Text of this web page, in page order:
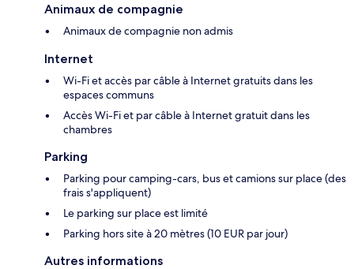
Animaux de compagnie
Animaux de compagnie non admis
Internet
Wi-Fi et accès par câble à Internet gratuits dans les
espaces communs
Accès Wi-Fi et par câble à Internet gratuit dans les
chambres
Parking
Parking pour camping-cars, bus et camions sur place (des
frais s'appliquent)
Le parking sur place est limité
Parking hors site à 20 mètres (10 EUR par jour)
Autres informations